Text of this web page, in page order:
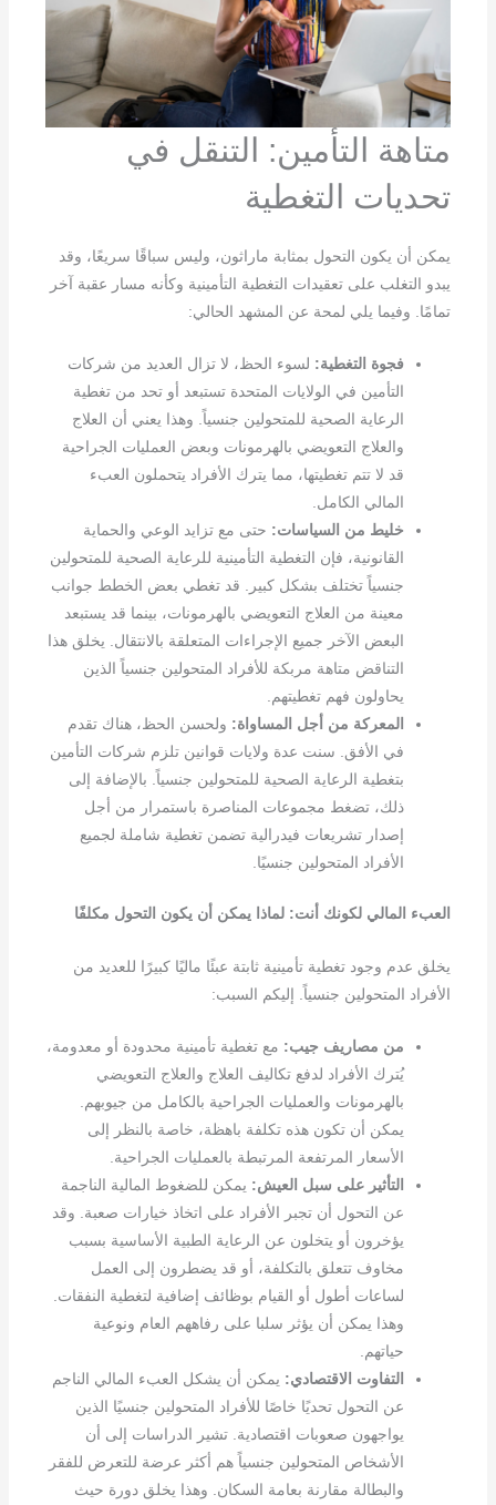
متاهة التأمين: التنقل في
تحديات التغطية
يمكن أن يكون التحول بمثابة ماراثون، وليس سباقًا سريعًا، وقد
يبدو التغلب على تعقيدات التغطية التأمينية وكأنه مسار عقبة آخر
تمامًا. وفيما يلي لمحة عن المشهد الحالي:
فجوة التغطية: لسوء الحظ، لا تزال العديد من شركات
التأمين في الولايات المتحدة تستبعد أو تحد من تغطية
الرعاية الصحية للمتحولين جنسياً. وهذا يعني أن العلاج
والعلاج التعويضي بالهرمونات وبعض العمليات الجراحية
قد لا تتم تغطيتها، مما يترك الأفراد يتحملون العبء
المالي الكامل.
خليط من السياسات: حتى مع تزايد الوعي والحماية
القانونية، فإن التغطية التأمينية للرعاية الصحية للمتحولين
جنسياً تختلف بشكل كبير. قد تغطي بعض الخطط جوانب
معينة من العلاج التعويضي بالهرمونات، بينما قد يستبعد
البعض الآخر جميع الإجراءات المتعلقة بالانتقال. يخلق هذا
التناقض متاهة مربكة للأفراد المتحولين جنسياً الذين
يحاولون فهم تغطيتهم.
المعركة من أجل المساواة: ولحسن الحظ، هناك تقدم
في الأفق. سنت عدة ولايات قوانين تلزم شركات التأمين
بتغطية الرعاية الصحية للمتحولين جنسياً. بالإضافة إلى
ذلك، تضغط مجموعات المناصرة باستمرار من أجل
إصدار تشريعات فيدرالية تضمن تغطية شاملة لجميع
الأفراد المتحولين جنسيًا.
العبء المالي لكونك أنت: لماذا يمكن أن يكون التحول مكلفًا
يخلق عدم وجود تغطية تأمينية ثابتة عبئًا ماليًا كبيرًا للعديد من
الأفراد المتحولين جنسياً. إليكم السبب:
من مصاريف جيب: مع تغطية تأمينية محدودة أو معدومة،
يُترك الأفراد لدفع تكاليف العلاج والعلاج التعويضي
بالهرمونات والعمليات الجراحية بالكامل من جيوبهم.
يمكن أن تكون هذه تكلفة باهظة، خاصة بالنظر إلى
الأسعار المرتفعة المرتبطة بالعمليات الجراحية.
التأثير على سبل العيش: يمكن للضغوط المالية الناجمة
عن التحول أن تجبر الأفراد على اتخاذ خيارات صعبة. وقد
يؤخرون أو يتخلون عن الرعاية الطبية الأساسية بسبب
مخاوف تتعلق بالتكلفة، أو قد يضطرون إلى العمل
لساعات أطول أو القيام بوظائف إضافية لتغطية النفقات.
وهذا يمكن أن يؤثر سلبا على رفاههم العام ونوعية
حياتهم.
التفاوت الاقتصادي: يمكن أن يشكل العبء المالي الناجم
عن التحول تحديًا خاصًا للأفراد المتحولين جنسيًا الذين
يواجهون صعوبات اقتصادية. تشير الدراسات إلى أن
الأشخاص المتحولين جنسياً هم أكثر عرضة للتعرض للفقر
والبطالة مقارنة بعامة السكان. وهذا يخلق دورة حيث